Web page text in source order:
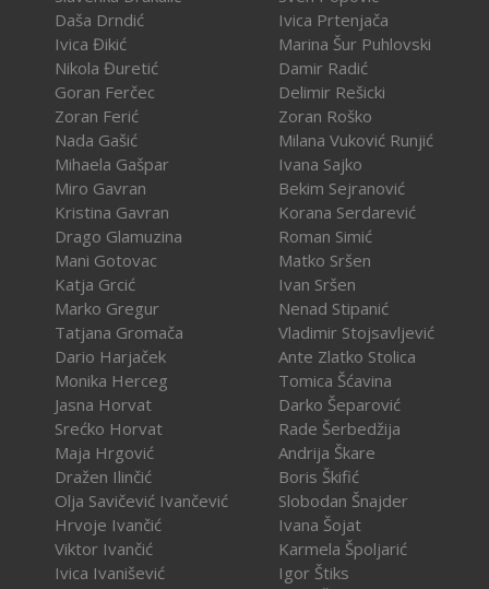
Daša Drndić
Ivica Đikić
Nikola Đuretić
Goran Ferčec
Zoran Ferić
Nada Gašić
Mihaela Gašpar
Miro Gavran
Kristina Gavran
Drago Glamuzina
Mani Gotovac
Katja Grcić
Marko Gregur
Tatjana Gromača
Dario Harjaček
Monika Herceg
Jasna Horvat
Srećko Horvat
Maja Hrgović
Dražen Ilinčić
Olja Savičević Ivančević
Hrvoje Ivančić
Viktor Ivančić
Ivica Ivanišević
Ivica Prtenjača
Marina Šur Puhlovski
Damir Radić
Delimir Rešicki
Zoran Roško
Milana Vuković Runjić
Ivana Sajko
Bekim Sejranović
Korana Serdarević
Roman Simić
Matko Sršen
Ivan Sršen
Nenad Stipanić
Vladimir Stojsavljević
Ante Zlatko Stolica
Tomica Šćavina
Darko Šeparović
Rade Šerbedžija
Andrija Škare
Boris Škifić
Slobodan Šnajder
Ivana Šojat
Karmela Špoljarić
Igor Štiks